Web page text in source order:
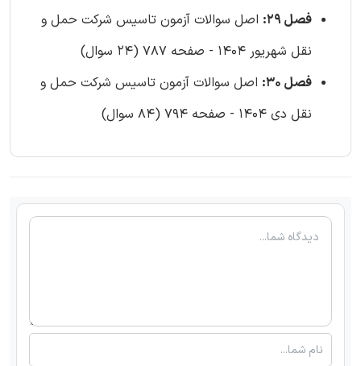
فصل 29:
اصل سوالات آزمون تاسیس شرکت حمل و
نقل شهریور 1404 - صفحه 787 (24 سوال)
فصل 30:
اصل سوالات آزمون تاسیس شرکت حمل و
نقل دی 1404 - صفحه 794 (84 سوال)